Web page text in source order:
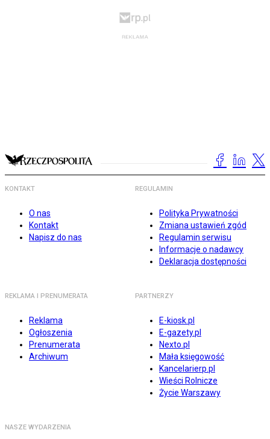
KONTAKT
O nas
Kontakt
Napisz do nas
REGULAMIN
Polityka Prywatności
Zmiana ustawień zgód
Regulamin serwisu
Informacje o nadawcy
Deklaracja dostępności
REKLAMA I PRENUMERATA
Reklama
Ogłoszenia
Prenumerata
Archiwum
PARTNERZY
E-kiosk.pl
E-gazety.pl
Nexto.pl
Mała księgowość
Kancelarierp.pl
Wieści Rolnicze
Życie Warszawy
NASZE WYDARZENIA